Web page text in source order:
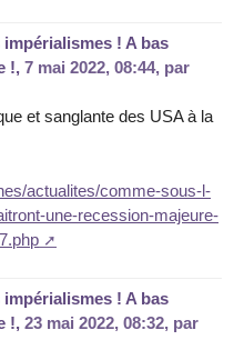
! A bas
!, 7 mai 2022, 08:44, par
et sanglante des USA à la
actualites/comme-sous-l-
une-recession-majeure-
! A bas
!, 23 mai 2022, 08:32, par